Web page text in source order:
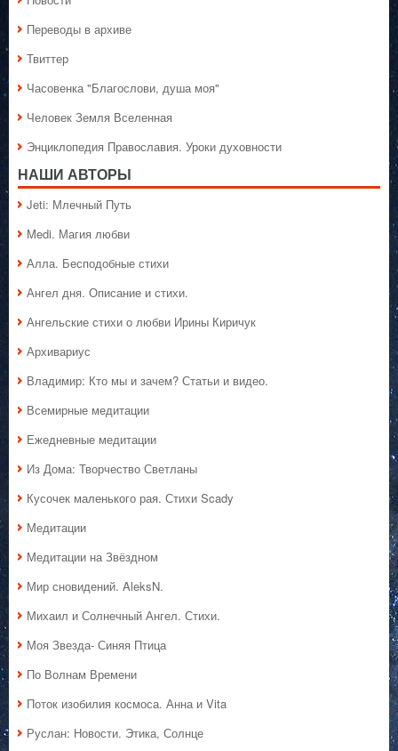
Переводы в архиве
Твиттер
Часовенка "Благослови, душа моя"
Человек Земля Вселенная
Энциклопедия Православия. Уроки духовности
НАШИ АВТОРЫ
Jeti: Млечный Путь
Medi. Магия любви
Алла. Бесподобные стихи
Ангел дня. Описание и стихи.
Ангельские стихи о любви Ирины Киричук
Архивариус
Владимир: Кто мы и зачем? Статьи и видео.
Всемирные медитации
Ежедневные медитации
Из Дома: Творчество Светланы
Кусочек маленького рая. Стихи Scady
Медитации
Медитации на Звёздном
Мир сновидений. AleksN.
Михаил и Солнечный Ангел. Стихи.
Моя Звезда- Синяя Птица
По Волнам Времени
Поток изобилия космоса. Анна и Vita
Руслан: Новости. Этика, Солнце